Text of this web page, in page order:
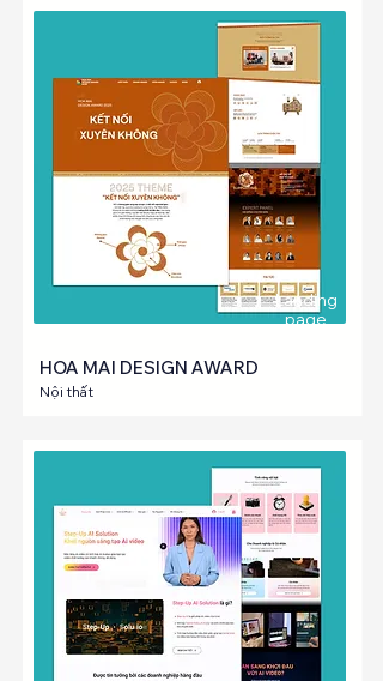
Landing
page
HOA MAI DESIGN AWARD
Nội thất